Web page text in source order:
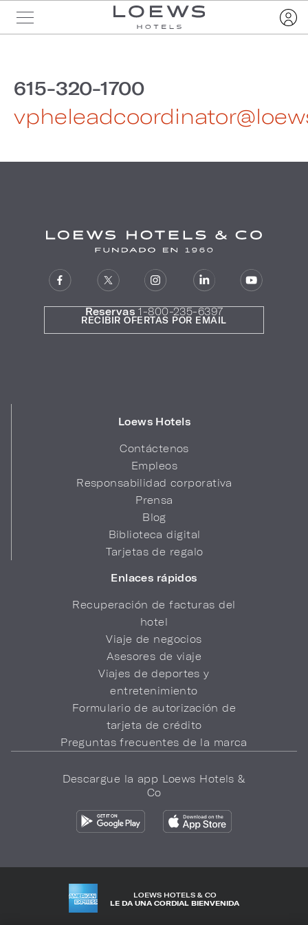
615-320-1700
Reservas 1-800-235-6397
Loews Hotels
Contáctenos
Empleos
Responsabilidad corporativa
Prensa
Blog
Biblioteca digital
Tarjetas de regalo
Enlaces rápidos
Recuperación de facturas del
hotel
Viaje de negocios
Asesores de viaje
Viajes de deportes y
entretenimiento
Formulario de autorización de
tarjeta de crédito
Preguntas frecuentes de la marca
RECIBIR OFERTAS POR EMAIL
Descargue la app Loews Hotels &
Co
LOEWS HOTELS & CO
LE DA UNA CORDIAL BIENVENIDA